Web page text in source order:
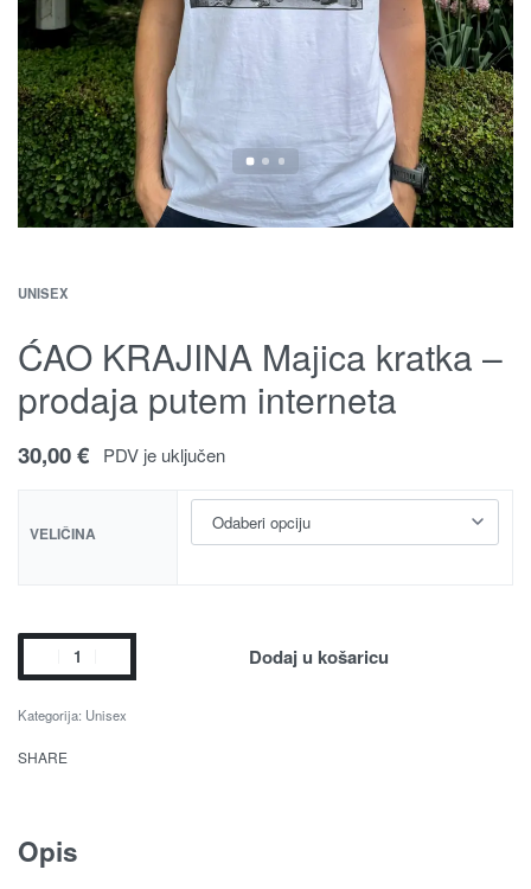
UNISEX
ĆAO KRAJINA Majica kratka –
prodaja putem interneta
30,00€ PDV je uključen
VELIČINA
Dodaj u košaricu
Kategorija: Unisex
SHARE
Opis